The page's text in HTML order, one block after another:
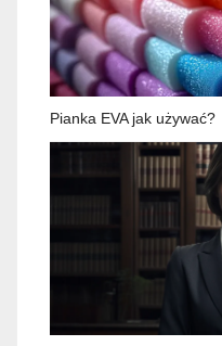
Pianka EVA jak używać?